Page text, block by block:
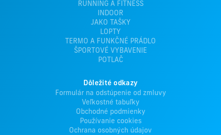
RUNNING A FITNESS
INDOOR
JAKO TAŠKY
LOPTY
TERMO A FUNKČNÉ PRÁDLO
ŠPORTOVÉ VYBAVENIE
POTLAČ
Dôležité odkazy
Formulár na odstúpenie od zmluvy
Veľkostné tabuľky
Obchodné podmienky
Používanie cookies
Ochrana osobných údajov